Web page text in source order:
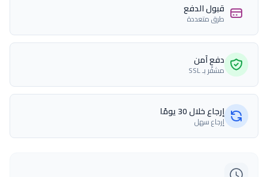
قبول الدفع
طرق متعددة
دفع آمن
مشفّر بـ SSL
إرجاع خلال 30 يومًا
إرجاع سهل